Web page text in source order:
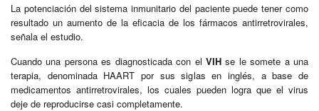
La potenciación del sistema inmunitario del paciente puede tener como
resultado un aumento de la eficacia de los fármacos antirretrovirales,
señala el estudio.
Cuando una persona es diagnosticada con el VIHse le somete a una
terapia, denominada HAART por sus siglas en inglés, a base de
medicamentos antirretrovirales, los cuales pueden logra que el virus
deje de reproducirse casi completamente.